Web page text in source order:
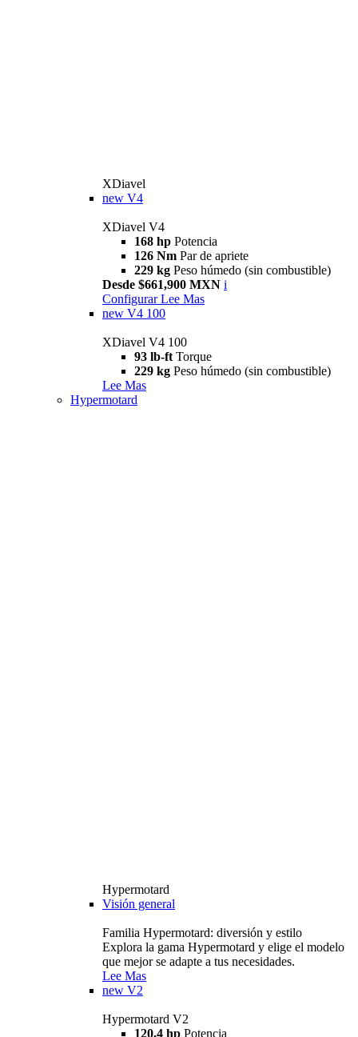
XDiavel
new V4
XDiavel V4
168 hp Potencia
126 Nm Par de apriete
229 kg Peso húmedo (sin combustible)
Desde $661,900 MXN i
Configurar Lee Mas
new V4 100
XDiavel V4 100
93 lb-ft Torque
229 kg Peso húmedo (sin combustible)
Lee Mas
Hypermotard
Hypermotard
Visión general
Familia Hypermotard: diversión y estilo
Explora la gama Hypermotard y elige el modelo
que mejor se adapte a tus necesidades.
Lee Mas
new V2
Hypermotard V2
120,4 hp Potencia